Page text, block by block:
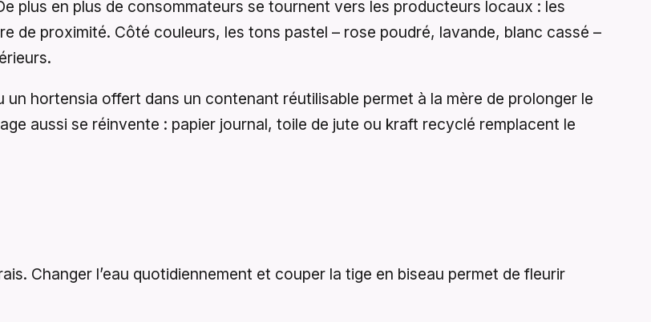
plus en plus de consommateurs se tournent vers les producteurs locaux : les
de proximité. Côté couleurs, les tons pastel – rose poudré, lavande, blanc cassé –
hortensia offert dans un contenant réutilisable permet à la mère de prolonger le
aussi se réinvente : papier journal, toile de jute ou kraft recyclé remplacent le
Changer l’eau quotidiennement et couper la tige en biseau permet de fleurir